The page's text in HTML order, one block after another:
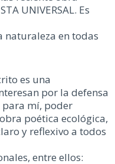
UNIVERSAL. Es
en todas
es una
por la defensa
para mí, poder
poética ecológica,
y reflexivo a todos
entre ellos: